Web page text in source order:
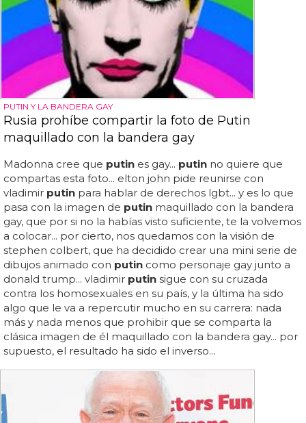
PUTIN Y LA BANDERA GAY
Rusia prohíbe compartir la foto de Putin
maquillado con la bandera gay
Madonna cree que putin es gay... putin no quiere que
compartas esta foto... elton john pide reunirse con
vladimir putin para hablar de derechos lgbt... y es lo que
pasa con la imagen de putin maquillado con la bandera
gay, que por si no la habías visto suficiente, te la volvemos
a colocar... por cierto, nos quedamos con la visión de
stephen colbert, que ha decidido crear una mini serie de
dibujos animado con putin como personaje gay junto a
donald trump... vladimir putin sigue con su cruzada
contra los homosexuales en su país, y la última ha sido
algo que le va a repercutir mucho en su carrera: nada
más y nada menos que prohibir que se comparta la
clásica imagen de él maquillado con la bandera gay... por
supuesto, el resultado ha sido el inverso...